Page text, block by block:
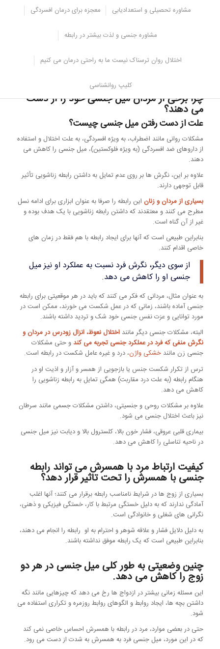
مشاوره تحصیلی و استعدادیابی معجزه برای درمان افسردگی
مشاوره جنسی و لذت بیشتر در رابطه
اختلال روان ترسناک نیست ما به راحتی درمان می کنیم
کلیپ روانشناسی
بی حوصلگی جنسی یک مفهوم اساسی است، لنزی که از طریق آن می
تغییر مثبت مشاهده کرد. تحقیقات آینده از یک تعریف واضح و مشترک از
کسالت جنسی بهره مند خواهند شد و مطالعاتی در مورد اینکه چه
مداخلاتی باعث کاهش کسالت جنسی می شود، و تا چه حد کاهش
کسالت جنسی منجر به رضایت جنسی و رابطه جنسی بیشتر می شود،
چرا برخی از مردان میل جنسی خود را از دست
می دهند؟
علت از دست رفتن میل جنسی چیست؟
مشکلات روانی مانند اضطراب، به ویژه افسردگی، به علت اختلال و استفاده
از داروهای ضد افسردگی (به ویژه فلوکستین)، میل جنسی را کاهش می
دهند.
علاوه بر این، نگرش ها بر روی عدم تمایل به داشتن رابطه زناشویی تأثیر
قابل توجهی دارند.
بسیاری از مردان و زناناین رابطه را صرفا به عنوان ابزاری برای ادامه نسل
مطرح می کنند و معتقدند که داشتن رابطه زناشویی با یک هدف بوده و
غیر از آن گناه است.
بنابراین طبیعی است که آنها برای ایجاد رابطه با هم فقط در زمان های
خاصی اقدام کنند.
از سوی دیگر، نگرش فرد نسبت به عملکرد او نیز میل
جنسی او را کاهش می دهد.
به عنوان مثال، مردانی که فکر می کنند که باید در هر موقعیتی برای رابطه
جنسی آماده باشند، زمانی که در عمل شکست می خورند، ممکن است در
مورد توانایی و عزت نفس جنسی خود شک و تردید داشته باشند.
البته، مشکلات جنسی دیگر مانند اختلال نعوظ، انزال زودرس در مردانو
نگرش منفی که فرد در عملکرد جنسی تجربه می کندو حتی مشکلات
جنسی زن مانند خشکی واژن، درد و غیره عامل شکست در رابطه است.
ترس از تکرار شکست جنس یا بازجویی از همسر و آزار و اذیت او در
هنگام رابطه (به علت درد مقاربت) همگی تمایل به رابطه زناشویی را
کاهش می دهد.
علاوه بر مشکلات روحی و جنسیتی، داشتن مشکلات جسمی مانند سرطان
نیز باعث اختلال جنسی می شود.
بیماری قلبی عروقی، فشار خون بالا، کلسترول بالا و دیابت نیز میل جنسی
در ناحیه تناسلی را کاهش می دهد.
کیفیت ارتباط مرد با همسرش می تواند رابطه
جنسی با همسرش را تحت تاثیر قرار دهد؟
بسیاری از زوج ها در شرایط نامناسب رابطه برقرار می کنند؛ آنها اغلب
آمادگی ندارند که به دلیل خستگی مرتبط با کار، خستگی فیزیکی و ذهنی،
نگرانی های شغلی و خانوادگی است.
به دلیل دلایل فشار و علاقه شوهر و احترام به او رابطه را انجام می دهند،
بنابراین طبیعی است که یک رابطه موفق نداشته باشند.
چنین وضعیتی به طور کلی میل جنسی در هر دو
زوج را کاهش می دهد.
این مسئله زمانی بیشتر در ازدواج ها رخ می دهد که چیزهایی مانند نگه
داشتن بچه ها، ایجاد روابط و الگوهای روابط روزمره و تکراری استفاده می
شود.
حتی در بعضی موارد، مرد در رابطه با همسرش احساس خاصی نمی کند
که در این مورد، میل جنسی فرد به همسرش به شدت از دست می رود.